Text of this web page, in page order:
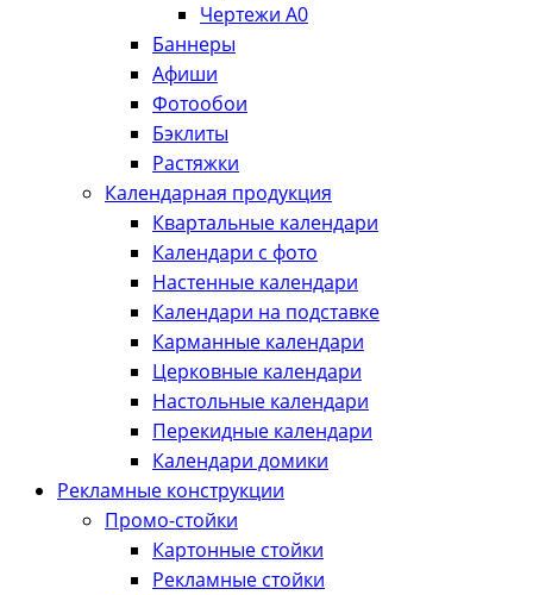
Чертежи А0
Баннеры
Афиши
Фотообои
Бэклиты
Растяжки
Календарная продукция
Квартальные календари
Календари с фото
Настенные календари
Календари на подставке
Карманные календари
Церковные календари
Настольные календари
Перекидные календари
Календари домики
Рекламные конструкции
Промо-стойки
Картонные стойки
Рекламные стойки